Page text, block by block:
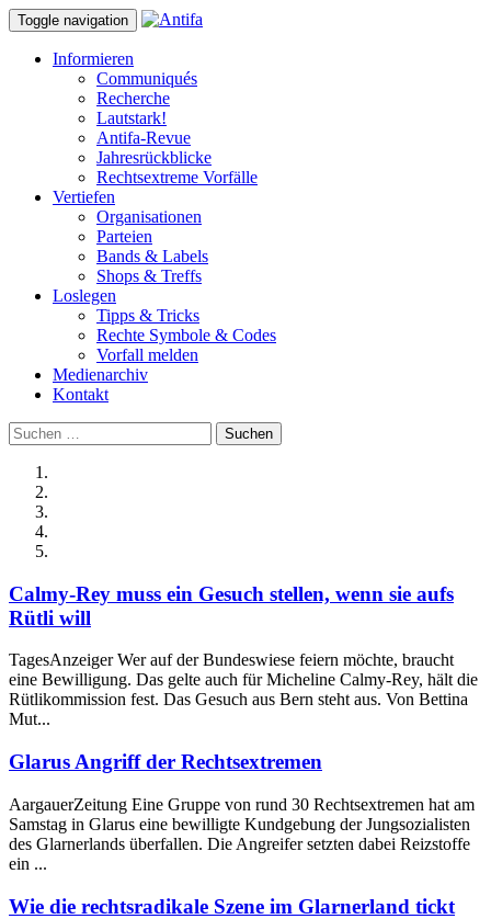
Toggle navigation
Informieren
Communiqués
Recherche
Lautstark!
Antifa-Revue
Jahresrückblicke
Rechtsextreme Vorfälle
Vertiefen
Organisationen
Parteien
Bands & Labels
Shops & Treffs
Loslegen
Tipps & Tricks
Rechte Symbole & Codes
Vorfall melden
Medienarchiv
Kontakt
Suchen
nach:
Calmy-Rey muss ein Gesuch stellen, wenn sie aufs
Rütli will
TagesAnzeiger Wer auf der Bundeswiese feiern möchte, braucht
eine Bewilligung. Das gelte auch für Micheline Calmy-Rey, hält die
Rütlikommission fest. Das Gesuch aus Bern steht aus. Von Bettina
Mut...
Glarus Angriff der Rechtsextremen
AargauerZeitung Eine Gruppe von rund 30 Rechtsextremen hat am
Samstag in Glarus eine bewilligte Kundgebung der Jungsozialisten
des Glarnerlands überfallen. Die Angreifer setzten dabei Reizstoffe
ein ...
Wie die rechtsradikale Szene im Glarnerland tickt